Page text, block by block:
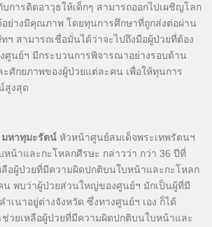
การติดอาวุธให้เด็กๆ สามารถออกไปเผชิญโลก
ย่างมีคุณภาพ โดยทุนการศึกษาที่ถูกส่งต่อผ่าน
ฯ สามารถเชื่อมั่นได้ว่าจะไปถึงมือผู้ป่วยที่ต้อง
งศูนย์ฯ มีกระบวนการพิจารณาอย่างรอบด้าน
ศักยภาพของผู้ป่วยแต่ละคน เพื่อให้ทุนการ
สูงสุด
หาทุมะรัตน์ หัวหน้าศูนย์สมเด็จพระเทพรัตนฯ
น้าและกะโหลกศีรษะ กล่าวว่า กว่า 36 ปีที่
ลือผู้ป่วยที่มีความผิดปกติบนใบหน้าและกะโหลก
น พบว่าผู้ป่วยส่วนใหญ่ของศูนย์ฯ มักเป็นผู้ที่มี
เนาอยู่ต่างจังหวัด ซึ่งทางศูนย์ฯ เอง ก็ได้
วยเหลือผู้ป่วยที่มีความผิดปกติบนใบหน้าและ